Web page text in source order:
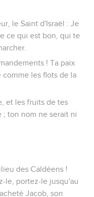
le Saint d'Israël : Je
ce qui est bon, qui te
! Ta paix
les flots de la
et les fruits de tes
; ton nom ne serait ni
des Caldéens !
le, portez-le jusqu'au
Jacob, son